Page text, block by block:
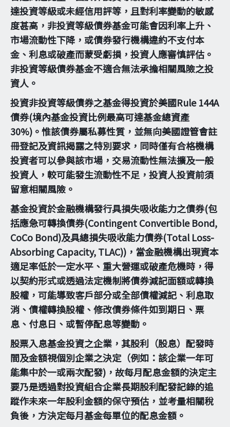
達投資等級或未經信用評等，且對利率變動的敏感
度甚高，非投資等級債券基金可能會因利率上升、
市場流動性下降，或債券發行機構違約不支付本
金、利息或破產而蒙受虧損，投資人應審慎評估。
非投資等級債券基金不適合無法承擔相關風險之投
資人。
投資非投資等級債券之基金得投資於美國Rule 144A
債券(境內基金投資比例最高可達基金總資產
30%)。惟該債券屬私募性質，並無向美國證管會註
冊登記及資訊揭露之特別要求，同時僅有合格機構
投資者可以參與該市場，交易流動性無法擴及一般
投資人，較可能發生流動性不足，投資人投資前須
留意相關風險。
基金投資於金融機構發行具損失吸收能力之債券(包
括應急可轉換債券(Contingent Convertible Bond,
CoCo Bond)及具總損失吸收能力債券(Total Loss-
Absorbing Capacity, TLAC))，當金融機構出現資本
適足率低於一定水平、重大營運或破產危機時，得
以契約形式或透過法定機制將債券減記面額或轉換
股權，可能導致客戶部分或全部債權減記、利息取
消、債權轉換股權、修改債券條件如到期日、票
息、付息日、或暫停配息等變動。
股票入息基金投資之企業，其股利（股息）配發時
間及金額視個別企業之決定（例如：該企業一年可
能集中於一或兩次配發)，故每月配息金額的決定主
要乃是透過對投資組合企業長期股利配發記錄的追
蹤作未來一年股利金額的保守預估，並考量相關稅
負後，方決定每月基金每單位的配息金額。